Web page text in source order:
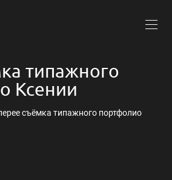
типажного
Ксении
съёмка типажного портфолио